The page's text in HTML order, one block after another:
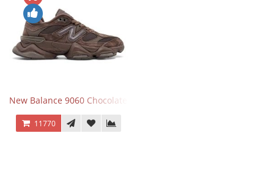
New Balance 9060 Chocolate Brown
11770